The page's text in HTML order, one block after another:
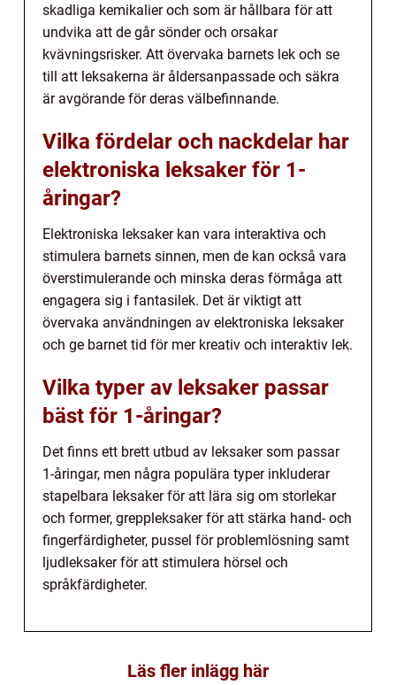
skadliga kemikalier och som är hållbara för att
undvika att de går sönder och orsakar
kvävningsrisker. Att övervaka barnets lek och se
till att leksakerna är åldersanpassade och säkra
är avgörande för deras välbefinnande.
Vilka fördelar och nackdelar har
elektroniska leksaker för 1-
åringar?
Elektroniska leksaker kan vara interaktiva och
stimulera barnets sinnen, men de kan också vara
överstimulerande och minska deras förmåga att
engagera sig i fantasilek. Det är viktigt att
övervaka användningen av elektroniska leksaker
och ge barnet tid för mer kreativ och interaktiv lek.
Vilka typer av leksaker passar
bäst för 1-åringar?
Det finns ett brett utbud av leksaker som passar
1-åringar, men några populära typer inkluderar
stapelbara leksaker för att lära sig om storlekar
och former, greppleksaker för att stärka hand- och
fingerfärdigheter, pussel för problemlösning samt
ljudleksaker för att stimulera hörsel och
språkfärdigheter.
Läs fler inlägg här